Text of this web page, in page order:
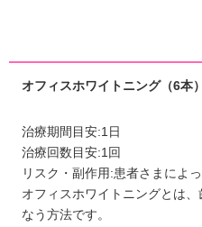
オフィスホワイトニング（6本）
治療期間目安:1日
治療回数目安:1回
リスク・副作用:患者さまによ
オフィスホワイトニングとは
なう方法です。